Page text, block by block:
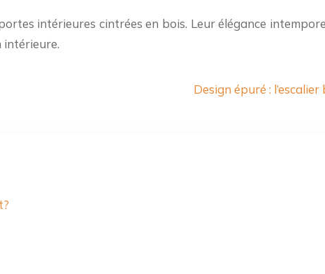
intérieures cintrées en bois. Leur élégance
Design épuré :